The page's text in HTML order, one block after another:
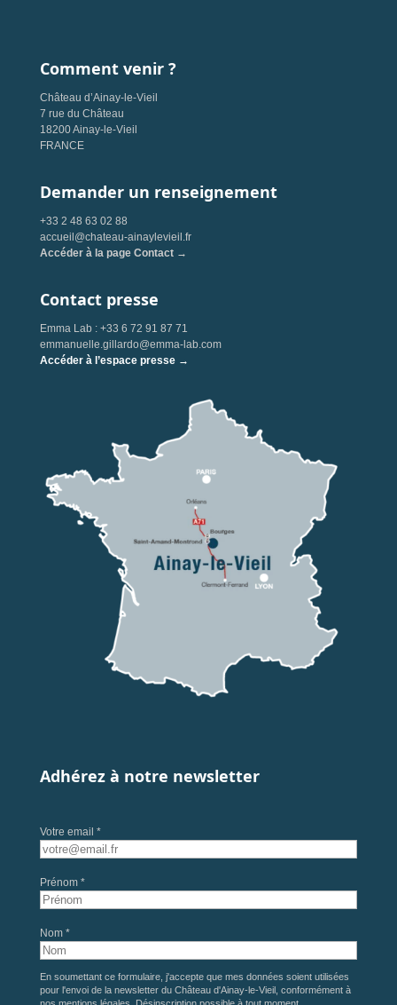
Comment venir ?
Château d’Ainay-le-Vieil
7 rue du Château
18200 Ainay-le-Vieil
FRANCE
Demander un renseignement
+33 2 48 63 02 88
accueil@chateau-ainaylevieil.fr
Accéder à la page Contact →
Contact presse
Emma Lab : +33 6 72 91 87 71
emmanuelle.gillardo@emma-lab.com
Accéder à l’espace presse →
Adhérez à notre newsletter
Votre email *
Prénom *
Nom *
En soumettant ce formulaire, j'accepte que mes données soient utilisées
pour l'envoi de la newsletter du Château d'Ainay-le-Vieil, conformément à